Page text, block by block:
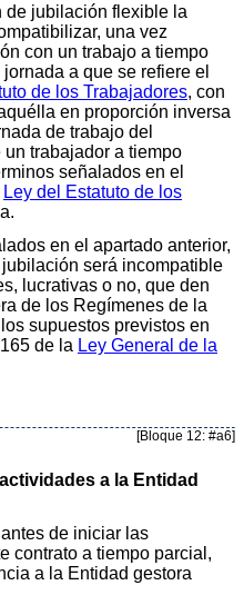
de jubilación flexible la
una vez
con un trabajo a tiempo
a que se refiere el
de los Trabajadores, con
en proporción inversa
de trabajo del
trabajador a tiempo
señalados en el
Ley del Estatuto de los
en el apartado anterior,
será incompatible
lucrativas o no, que den
de los Regímenes de la
supuestos previstos en
de la Ley General de la
[Bloque 12: #a6]
a la Entidad
de iniciar las
contrato a tiempo parcial,
a la Entidad gestora